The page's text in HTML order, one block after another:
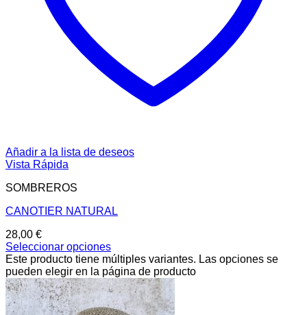
Añadir a la lista de deseos
Vista Rápida
SOMBREROS
CANOTIER NATURAL
28,00 €
Seleccionar opciones
Este producto tiene múltiples variantes. Las opciones se
pueden elegir en la página de producto